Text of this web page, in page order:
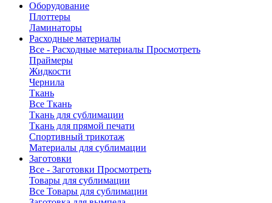
Оборудование
Плоттеры
Ламинаторы
Расходные материалы
Все - Расходные материалы Просмотреть
Праймеры
Жидкости
Чернила
Ткань
Все Ткань
Ткань для сублимации
Ткань для прямой печати
Спортивный трикотаж
Материалы для сублимации
Заготовки
Все - Заготовки Просмотреть
Товары для сублимации
Все Товары для сублимации